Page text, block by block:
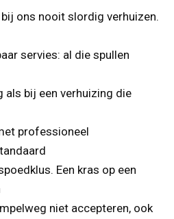
ons nooit slordig verhuizen.
servies: al die spullen
als bij een verhuizing die
professioneel
Een kras op een
niet accepteren, ook